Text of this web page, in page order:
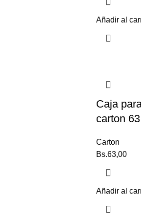
Añadir al
Caja
carton
Carton
Bs.63,00
Añadir al